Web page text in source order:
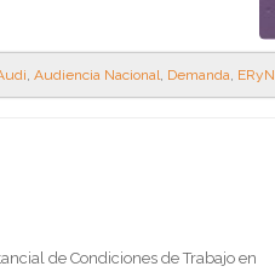
, Audiencia Nacional, Demanda, ERyN
de Condiciones de Trabajo en